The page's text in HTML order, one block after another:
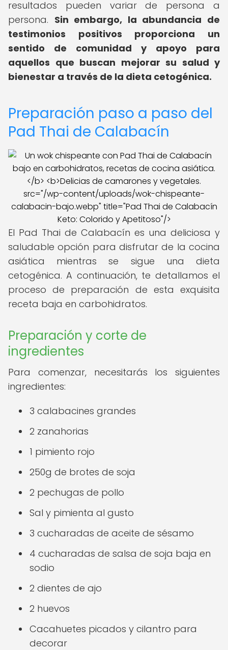
resultados pueden variar de persona a
persona. Sin embargo, la abundancia de
testimonios positivos proporciona un
sentido de comunidad y apoyo para
aquellos que buscan mejorar su salud y
bienestar a través de la dieta cetogénica.
Preparación paso a paso del
Pad Thai de Calabacín
src="/wp-content/uploads/wok-chispeante-
calabacin-bajo.webp" title="Pad Thai de Calabacín
Keto: Colorido y Apetitoso"/>
El Pad Thai de Calabacín es una deliciosa y
saludable opción para disfrutar de la cocina
asiática mientras se sigue una dieta
cetogénica. A continuación, te detallamos el
proceso de preparación de esta exquisita
receta baja en carbohidratos.
Preparación y corte de
ingredientes
Para comenzar, necesitarás los siguientes
ingredientes:
3 calabacines grandes
2 zanahorias
1 pimiento rojo
250g de brotes de soja
2 pechugas de pollo
Sal y pimienta al gusto
3 cucharadas de aceite de sésamo
4 cucharadas de salsa de soja baja en
sodio
2 dientes de ajo
2 huevos
Cacahuetes picados y cilantro para
decorar